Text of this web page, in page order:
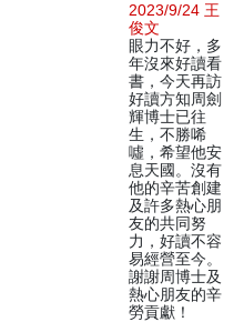
2023/9/24 王
俊文
眼力不好，多
年沒來好讀看
書，今天再訪
好讀方知周劍
輝博士已往
生，不勝唏
噓，希望他安
息天國。沒有
他的辛苦創建
及許多熱心朋
友的共同努
力，好讀不容
易經營至今。
謝謝周博士及
熱心朋友的辛
勞貢獻！